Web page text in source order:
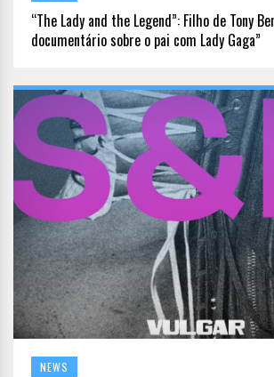
“The Lady and the Legend”: Filho de Tony
documentário sobre o pai com Lady Gaga”
NEWS